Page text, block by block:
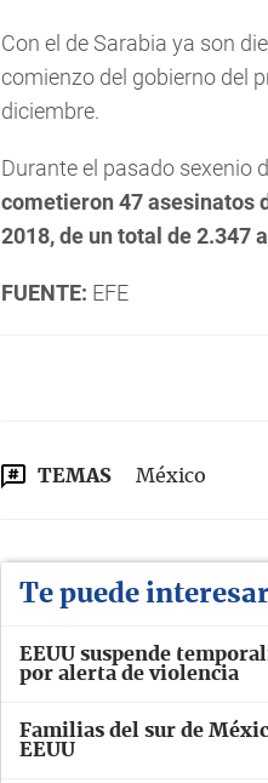
Con el de Sarabia ya son
comienzo del gobierno del
diciembre.
Durante el pasado sexenio
cometieron 47 asesinatos
2018, de un total de 2.347
FUENTE: EFE
TEMAS México
Te puede
EEUU suspende
por alerta de violencia
Familias del sur de
EEUU